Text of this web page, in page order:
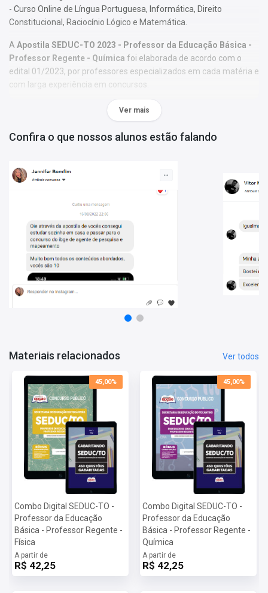
- Curso Online de Língua Portuguesa, Informática, Direito
Constitucional, Raciocínio Lógico e Matemática.
A Apostila SEDUC-TO 2023 - Professor da Educação Básica -
Professor Regente - Química foi elaborada de acordo com o
edital 01/2023, por professores especializados em cada matéria e
com larga experiência em concursos.
O conteúdo foi organizado, visando uma fácil assimilação do
conteúdo e, assim, uma melhor otimização no tempo de
aprendizagem.
- Conteúdo completo, de acordo com o Edital 01/2023;
- Materiais digitais para reforçar a sua preparação;
- Apostila elaborada por professores especializados em
Matérias da Apostila:
Conhecimentos Específicos
Mais informações sobre o concurso SEDUC-TO 2023:
Vagas:4.508 vagas
Inscrições:De 13/02/2023 a 16/03/2023
Ver mais
Confira o que nossos alunos estão falando
Materiais relacionados Ver todos
45,00%
Combo Digital SEDUC-TO -
Professor da Educação
Básica - Professor Regente -
Física
A partir de
R$ 42,25
45,00%
Combo Digital SEDUC-TO -
Professor da Educação
Básica - Professor Regente -
Química
A partir de
R$ 42,25